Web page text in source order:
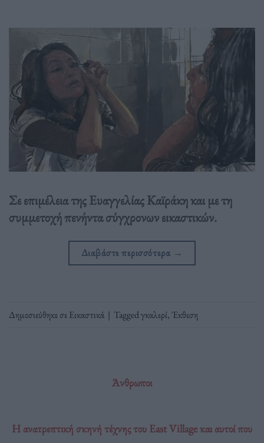
Σε επιμέλεια της Ευαγγελίας Καϊράκη και με τη
συμμετοχή πενήντα σύγχρονων εικαστικών.
Διαβάστε περισσότερα →
Δημοσιεύθηκε σεΕικαστικά | Taggedγκαλερί,Έκθεση
Άνθρωποι
Η ανατρεπτική σκηνή τέχνης του East Village και αυτοί που